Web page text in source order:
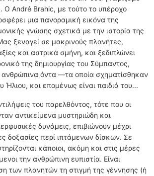
Ο André Brahic, με τούτο το υπέροχο
μια πανοραμική εικόνα της
γνώσης σχετικά με την ιστορία της
ξεναγεί σε μακρινούς πλανήτες,
και αστρικά σμήνη, και ξεδιπλώνει
της δημιουργίας του Σύμπαντος,
όντα —τα οποία σχηματίσθηκαν
Ήλιου, και επομένως είναι παιδιά του...
του παρελθόντος, τότε που οι
αντικείμενα μυστηριώδη και
δυνάμεις, επιβιώνουν μέχρι
δοξασίες περί ιπτάμενων δίσκων. Σε
κάποιοι, ακόμη και στις μέρες
την ανθρώπινη ευπιστία. Είναι
των πλανητών τη στιγμή της γέννησης (ή